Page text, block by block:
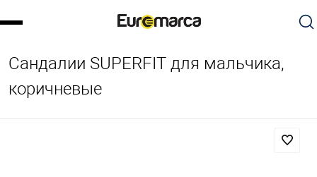
Сандалии SUPERFIT для мальчика,
коричневые